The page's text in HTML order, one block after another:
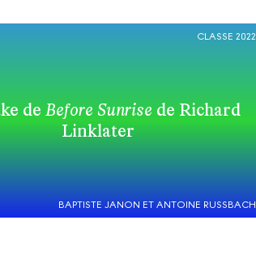
de Before Sunrise de Richard
Linklater
CLASSE 2022
BAPTISTE JANON ET ANTOINE RUSSBACH